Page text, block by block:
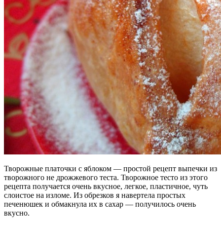
Творожные платочки с яблоком — простой рецепт выпечки из
творожного не дрожжевого теста. Творожное тесто из этого
рецепта получается очень вкусное, легкое, пластичное, чуть
слоистое на изломе. Из обрезков я навертела простых
печенюшек и обмакнула их в сахар — получилось очень
вкусно.